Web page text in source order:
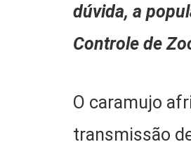
dúvida, a
Controle de
O caramujo
transmissão